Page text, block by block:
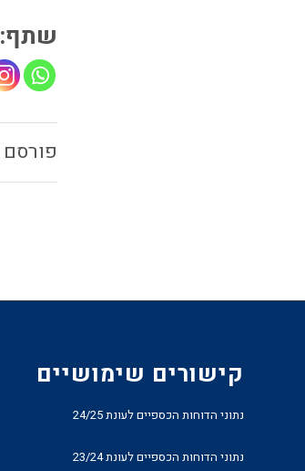
שתף:
קישורים שימושיים
נתוני הדוחות הכספיים לעונת 24/25
נתוני הדוחות הכספיים לעונת 23/24